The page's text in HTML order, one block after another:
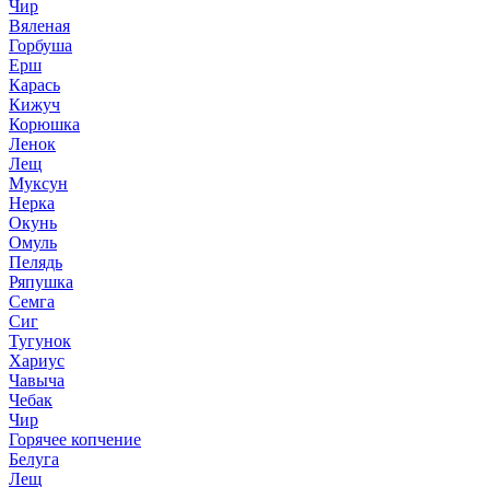
Чир
Вяленая
Горбуша
Ерш
Карась
Кижуч
Корюшка
Ленок
Лещ
Муксун
Нерка
Окунь
Омуль
Пелядь
Ряпушка
Семга
Сиг
Тугунок
Хариус
Чавыча
Чебак
Чир
Горячее копчение
Белуга
Лещ